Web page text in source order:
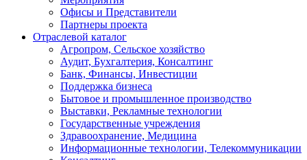
Офисы и Представители
Партнеры проекта
Отраслевой каталог
Агропром, Сельское хозяйство
Аудит, Бухгалтерия, Консалтинг
Банк, Финансы, Инвестиции
Поддержка бизнеса
Бытовое и промышленное производство
Выставки, Рекламные технологии
Государственные учреждения
Здравоохранение, Медицина
Информационные технологии, Телекоммуникации